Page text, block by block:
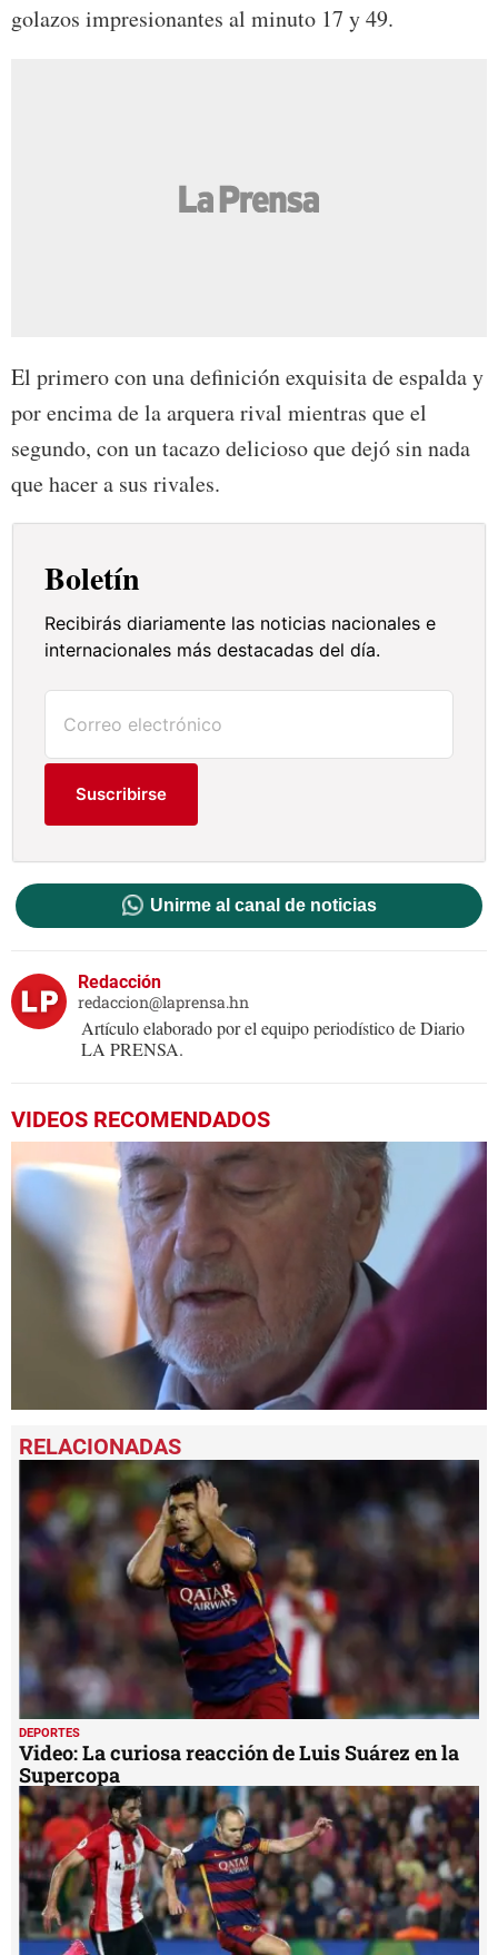
golazos impresionantes al minuto 17 y 49.
El primero con una definición exquisita de espalda y
por encima de la arquera rival mientras que el
segundo, con un tacazo delicioso que dejó sin nada
que hacer a sus rivales.
Boletín
Recibirás diariamente las noticias nacionales e
internacionales más destacadas del día.
Suscribirse
Unirme al canal de noticias
Redacción
redaccion@laprensa.hn
Artículo elaborado por el equipo periodístico de Diario
LA PRENSA.
VIDEOS RECOMENDADOS
seconds
of
minute,
seconds
DEPORTES
Video: La curiosa reacción de Luis Suárez en la
Supercopa